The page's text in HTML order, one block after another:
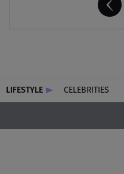
LIFESTYLE CELEBRITIES